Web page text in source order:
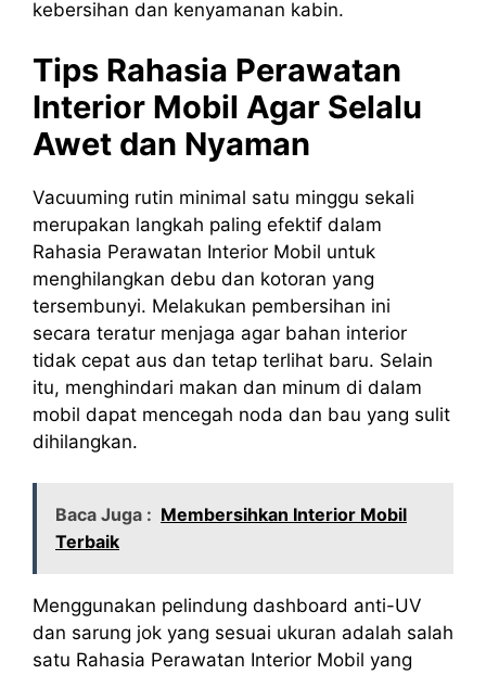
kebersihan dan kenyamanan kabin.
Tips Rahasia Perawatan
Interior Mobil Agar Selalu
Awet dan Nyaman
Vacuuming rutin minimal satu minggu sekali
merupakan langkah paling efektif dalam
Rahasia Perawatan Interior Mobil untuk
menghilangkan debu dan kotoran yang
tersembunyi. Melakukan pembersihan ini
secara teratur menjaga agar bahan interior
tidak cepat aus dan tetap terlihat baru. Selain
itu, menghindari makan dan minum di dalam
mobil dapat mencegah noda dan bau yang sulit
dihilangkan.
Baca Juga : Membersihkan Interior Mobil
Terbaik
Menggunakan pelindung dashboard anti-UV
dan sarung jok yang sesuai ukuran adalah salah
satu Rahasia Perawatan Interior Mobil yang